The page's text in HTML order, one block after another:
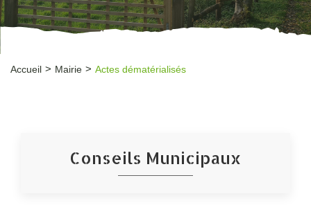
Accueil Mairie Actes dématérialisés
Conseils Municipaux